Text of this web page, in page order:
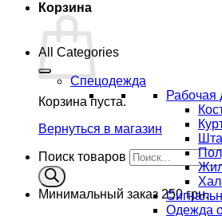
Корзина
Корзина пуста.
Вернуться в магазин
Поиск товаров
Минимальный заказ 250 грн.
All Categories
Спецодежда
Рабочая
Одежда